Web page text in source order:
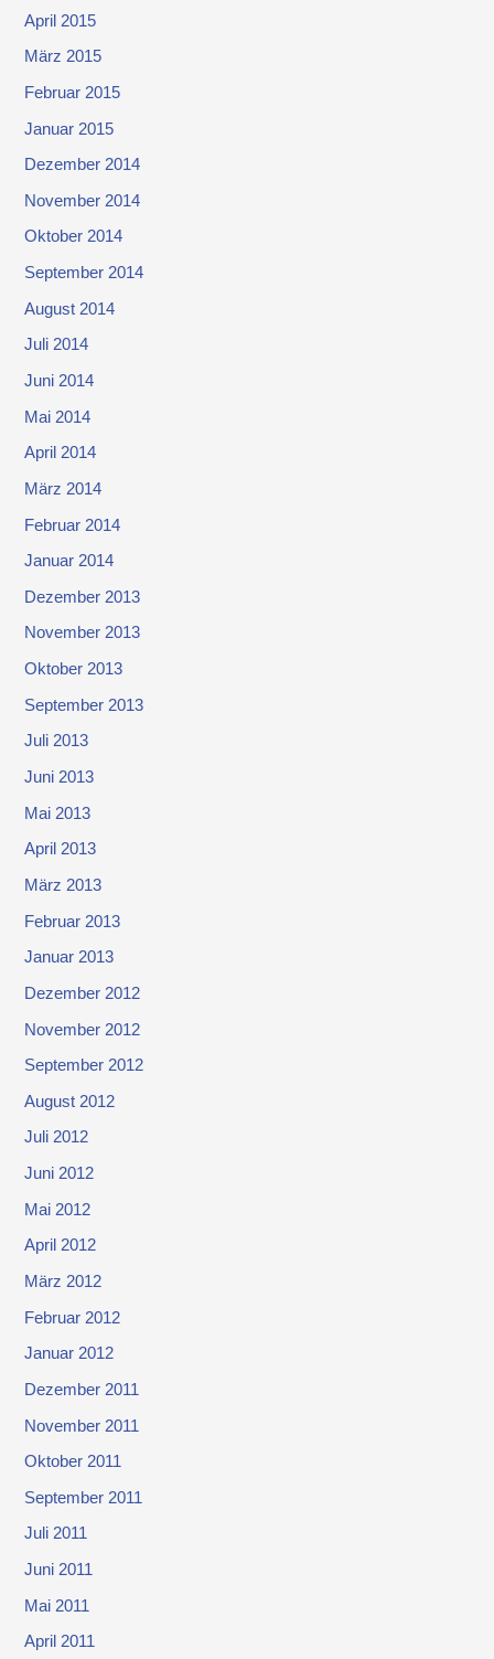
April 2015
März 2015
Februar 2015
Januar 2015
Dezember 2014
November 2014
Oktober 2014
September 2014
August 2014
Juli 2014
Juni 2014
Mai 2014
April 2014
März 2014
Februar 2014
Januar 2014
Dezember 2013
November 2013
Oktober 2013
September 2013
Juli 2013
Juni 2013
Mai 2013
April 2013
März 2013
Februar 2013
Januar 2013
Dezember 2012
November 2012
September 2012
August 2012
Juli 2012
Juni 2012
Mai 2012
April 2012
März 2012
Februar 2012
Januar 2012
Dezember 2011
November 2011
Oktober 2011
September 2011
Juli 2011
Juni 2011
Mai 2011
April 2011